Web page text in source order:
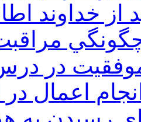
از خداوند
در
اعمال در